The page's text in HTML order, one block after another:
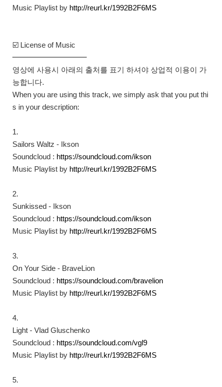
Music Playlist by http://reurl.kr/1992B2F6MS​
☑️ License of Music
━━━━━━━━━━
영상에 사용시 아래의 출처를 표기 하셔야 상업적 이용이 가
능합니다.
When you are using this track, we simply ask that you put thi
s in your description:
1.
Sailors Waltz - Ikson
Soundcloud : https://soundcloud.com/ikson​
Music Playlist by http://reurl.kr/1992B2F6MS​
2.
Sunkissed - Ikson
Soundcloud : https://soundcloud.com/ikson​
Music Playlist by http://reurl.kr/1992B2F6MS​
3.
On Your Side - BraveLion
Soundcloud : https://soundcloud.com/bravelion​
Music Playlist by http://reurl.kr/1992B2F6MS​
4.
Light - Vlad Gluschenko
Soundcloud : https://soundcloud.com/vgl9​
Music Playlist by http://reurl.kr/1992B2F6MS​
5.